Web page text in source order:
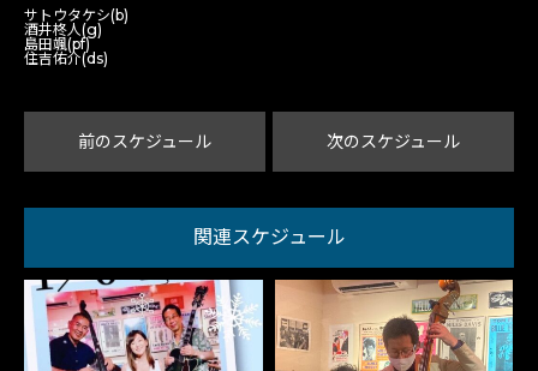
サトウタケシ(b)
酒井柊人(g)
島田颯(pf)
住吉佑介(ds)
前のスケジュール 次のスケジュール
関連スケジュール